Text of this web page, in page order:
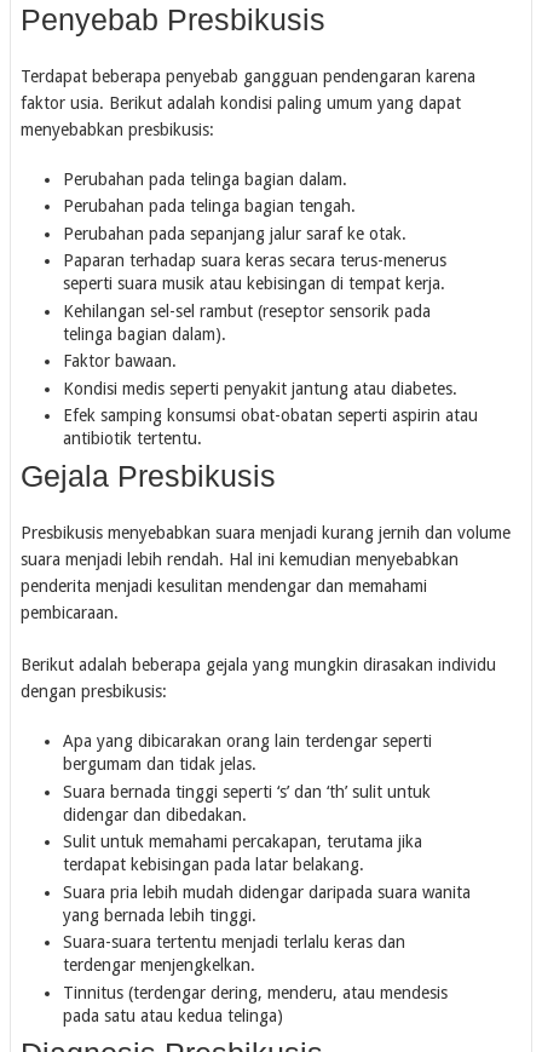
Penyebab Presbikusis
Terdapat beberapa penyebab gangguan pendengaran karena
faktor usia. Berikut adalah kondisi paling umum yang dapat
menyebabkan presbikusis:
Perubahan pada telinga bagian dalam.
Perubahan pada telinga bagian tengah.
Perubahan pada sepanjang jalur saraf ke otak.
Paparan terhadap suara keras secara terus-menerus
seperti suara musik atau kebisingan di tempat kerja.
Kehilangan sel-sel rambut (reseptor sensorik pada
telinga bagian dalam).
Faktor bawaan.
Kondisi medis seperti penyakit jantung atau diabetes.
Efek samping konsumsi obat-obatan seperti aspirin atau
antibiotik tertentu.
Gejala Presbikusis
Presbikusis menyebabkan suara menjadi kurang jernih dan volume
suara menjadi lebih rendah. Hal ini kemudian menyebabkan
penderita menjadi kesulitan mendengar dan memahami
pembicaraan.
Berikut adalah beberapa gejala yang mungkin dirasakan individu
dengan presbikusis:
Apa yang dibicarakan orang lain terdengar seperti
bergumam dan tidak jelas.
Suara bernada tinggi seperti ‘s’ dan ‘th’ sulit untuk
didengar dan dibedakan.
Sulit untuk memahami percakapan, terutama jika
terdapat kebisingan pada latar belakang.
Suara pria lebih mudah didengar daripada suara wanita
yang bernada lebih tinggi.
Suara-suara tertentu menjadi terlalu keras dan
terdengar menjengkelkan.
Tinnitus (terdengar dering, menderu, atau mendesis
pada satu atau kedua telinga)